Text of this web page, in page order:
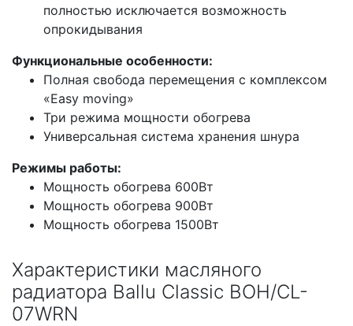
полностью исключается возможность
опрокидывания
Функциональные особенности:
Полная свобода перемещения с комплексом
«Easy moving»
Три режима мощности обогрева
Универсальная система хранения шнура
Режимы работы:
Мощность обогрева 600Вт
Мощность обогрева 900Вт
Мощность обогрева 1500Вт
Характеристики масляного
радиатора Ballu Classic BOH/CL-
07WRN